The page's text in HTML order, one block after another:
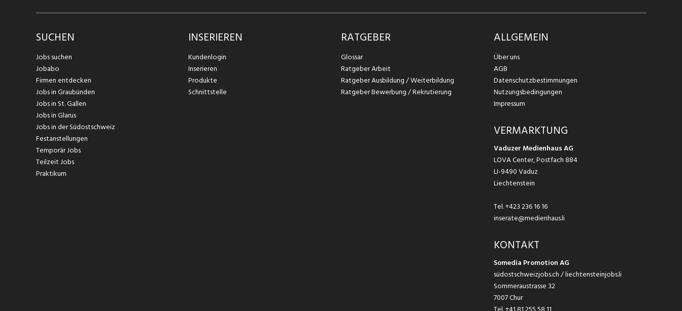
SUCHEN
Jobs suchen
Jobabo
Firmen entdecken
Jobs in Graubünden
Jobs in St. Gallen
Jobs in Glarus
Jobs in der Südostschweiz
Festanstellungen
Temporär Jobs
Teilzeit Jobs
Praktikum
INSERIEREN
Kundenlogin
Inserieren
Produkte
Schnittstelle
RATGEBER
Glossar
Ratgeber Arbeit
Ratgeber Ausbildung / Weiterbildung
Ratgeber Bewerbung / Rekrutierung
ALLGEMEIN
Über uns
AGB
Datenschutzbestimmungen
Nutzungsbedingungen
Impressum
VERMARKTUNG
Vaduzer Medienhaus AG
LOVA Center, Postfach 884
LI-9490 Vaduz
Liechtenstein
Tel.+423 236 16 16
inserate@medienhaus.li
KONTAKT
Somedia Promotion AG
südostschweizjobs.ch / liechtensteinjobs.li
Sommeraustrasse 32
7007 Chur